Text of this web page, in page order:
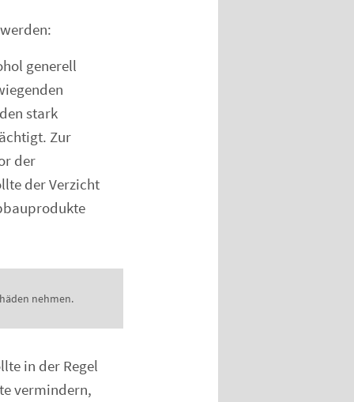
generell
stark
Zur
der
der Verzicht
nehmen.
in der Regel
vermindern,